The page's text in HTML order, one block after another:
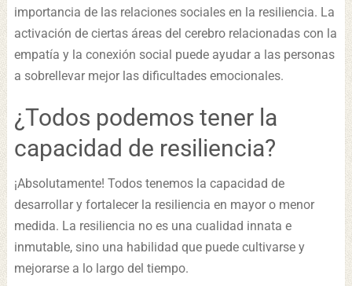
importancia de las relaciones sociales en la resiliencia. La
activación de ciertas áreas del cerebro relacionadas con la
empatía y la conexión social puede ayudar a las personas
a sobrellevar mejor las dificultades emocionales.
¿Todos podemos tener la
capacidad de resiliencia?
¡Absolutamente! Todos tenemos la capacidad de
desarrollar y fortalecer la resiliencia en mayor o menor
medida. La resiliencia no es una cualidad innata e
inmutable, sino una habilidad que puede cultivarse y
mejorarse a lo largo del tiempo.